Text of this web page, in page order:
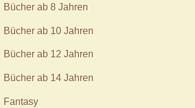
Bücher ab 8 Jahren
Bücher ab 10 Jahren
Bücher ab 12 Jahren
Bücher ab 14 Jahren
Fantasy